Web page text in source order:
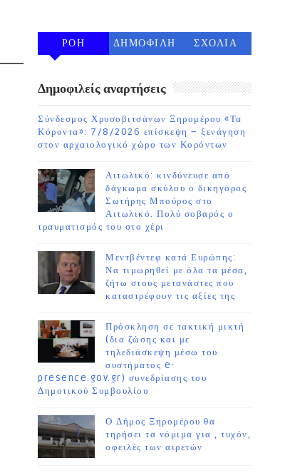
ΡΟΗ
ΔΗΜΟΦΙΛΗ
ΣΧΟΛΙΑ
Δημοφιλείς αναρτήσεις
Σύνδεσμος Χρυσοβιτσάνων Ξηρομέρου «Τα
Κόροντα»: 7/8/2026 επίσκεψη – ξενάγηση
στον αρχαιολογικό χώρο των Κορόντων
Αιτωλικό: κινδύνευσε από
δάγκωμα σκύλου ο δικηγόρος
Σωτήρης Μπούρος στο
Αιτωλικό. Πολύ σοβαρός ο
τραυματισμός του στο χέρι
Μεντβέντεφ κατά Ευρώπης:
Να τιμωρηθεί με όλα τα μέσα,
ζήτω στους μετανάστες που
καταστρέφουν τις αξίες της
Πρόσκληση σε τακτική μικτή
(δια ζώσης και με
τηλεδιάσκεψη μέσω του
συστήματος e-
presence.gov.gr) συνεδρίασης του
Δημοτικού Συμβουλίου
Ο Δήμος Ξηρομέρου θα
τηρήσει τα νόμιμα για , τυχόν,
οφειλές των αιρετών